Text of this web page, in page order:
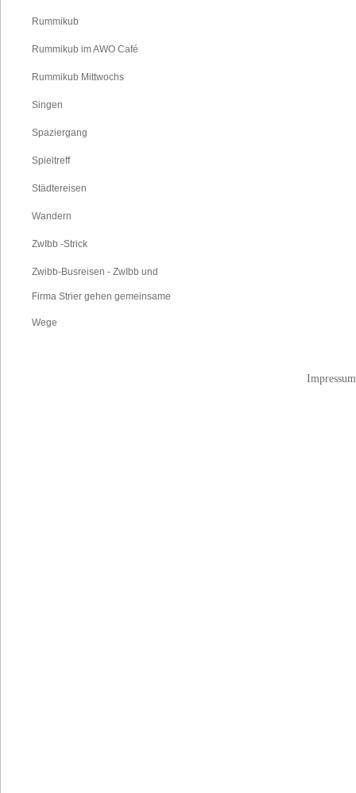
Rummikub
Rummikub im AWO Café
Rummikub Mittwochs
Singen
Spaziergang
Spieltreff
Städtereisen
Wandern
ZwIbb -Strick
Zwibb-Busreisen - ZwIbb und
Firma Strier gehen gemeinsame
Wege
Impressum